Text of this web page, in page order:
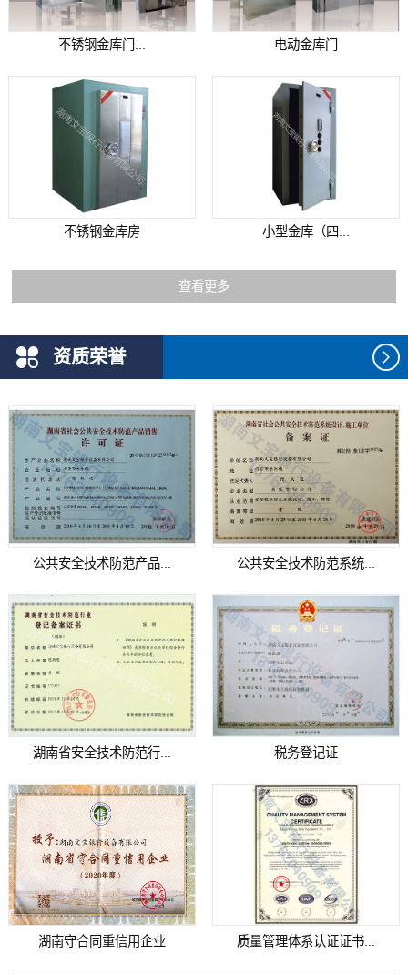
不锈钢金库门... 电动金库门
不锈钢金库房 小型金库（四...
查看更多
资质荣誉
公共安全技术防范产品... 公共安全技术防范系统...
湖南省安全技术防范行... 税务登记证
湖南守合同重信用企业 质量管理体系认证证书...